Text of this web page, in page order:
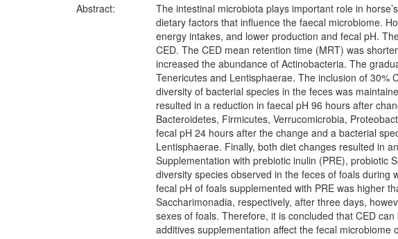
Abstract:
The intestinal microbiota plays important role in
dietary factors that influence the faecal microbiome.
energy intakes, and lower production and fecal pH.
CED. The CED mean retention time (MRT) was
increased the abundance of Actinobacteria. The
Tenericutes and Lentisphaerae. The inclusion of 30%
diversity of bacterial species in the feces was
resulted in a reduction in faecal pH 96 hours after
Bacteroidetes, Firmicutes, Verrucomicrobia,
fecal pH 24 hours after the change and a bacterial
Lentisphaerae. Finally, both diet changes resulted in
Supplementation with prebiotic inulin (PRE), probiotic
diversity species observed in the feces of foals during
fecal pH of foals supplemented with PRE was higher
Saccharimonadia, respectively, after three days,
sexes of foals. Therefore, it is concluded that CED
additives supplementation affect the fecal